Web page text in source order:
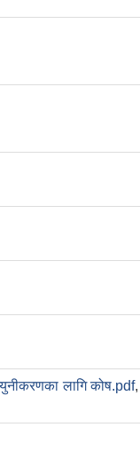
लागि कोष.pdf,